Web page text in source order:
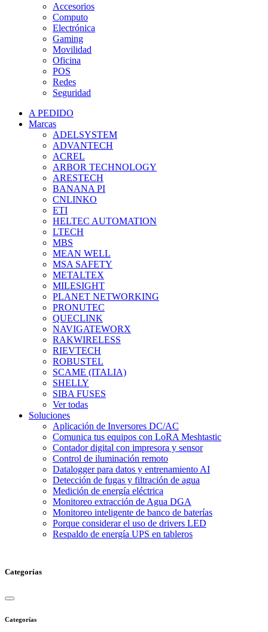
Accesorios
Computo
Electrónica
Gaming
Movilidad
Oficina
POS
Redes
Seguridad
A PEDIDO
Marcas
ADELSYSTEM
ADVANTECH
ACREL
ARBOR TECHNOLOGY
ARESTECH
BANANA PI
CNLINKO
ETI
HELTEC AUTOMATION
LTECH
MBS
MEAN WELL
MSA SAFETY
METALTEX
MILESIGHT
PLANET NETWORKING
PRONUTEC
QUECLINK
NAVIGATEWORX
RAKWIRELESS
RIEVTECH
ROBUSTEL
SCAME (ITALIA)
SHELLY
SIBA FUSES
Ver todas
Soluciones
Aplicación de Inversores DC/AC
Comunica tus equipos con LoRA Meshtastic
Contador digital con impresora y sensor
Control de iluminación remoto
Datalogger para datos y entrenamiento AI
Detección de fugas y filtración de agua
Medición de energía eléctrica
Monitoreo extracción de Agua DGA
Monitoreo inteligente de banco de baterías
Porque considerar el uso de drivers LED
Respaldo de energía UPS en tableros
Categorías
Categorías